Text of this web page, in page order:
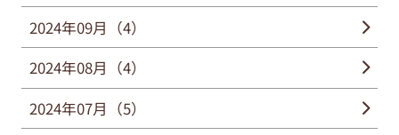
2024年09月（4）
2024年08月（4）
2024年07月（5）